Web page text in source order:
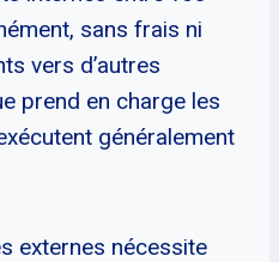
sans frais ni
vers d’autres
prend en charge les
généralement
externes nécessite